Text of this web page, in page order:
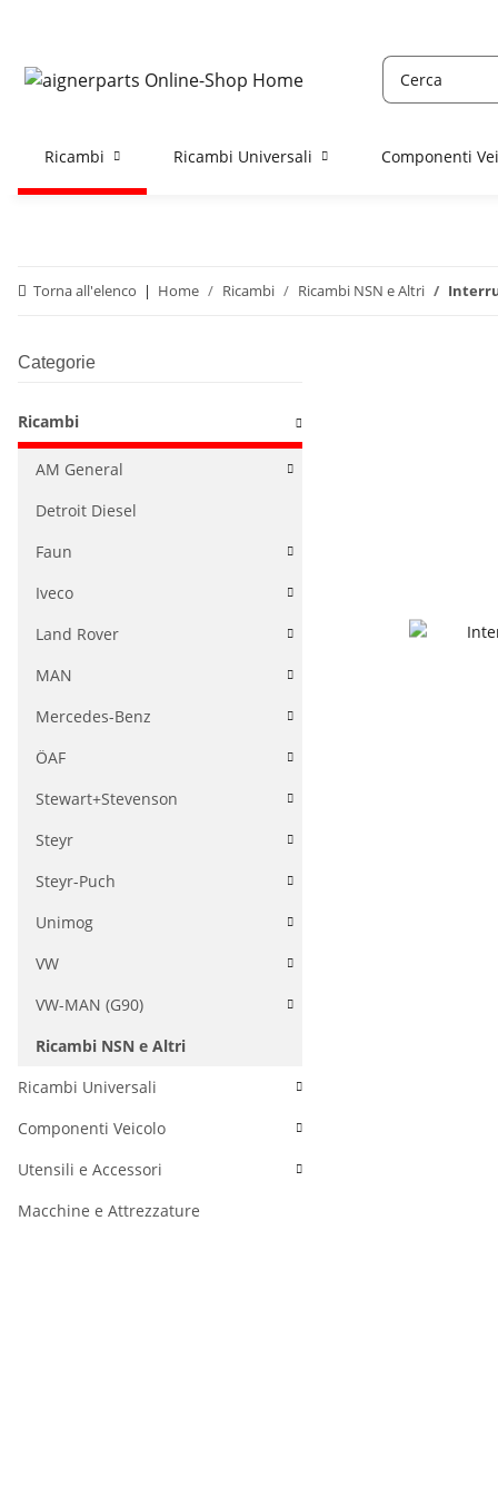
Ricambi Ricambi Universali Componenti
Torna all'elenco Home Ricambi Ricambi NSN e Altri
Categorie
Ricambi
AM General
Detroit Diesel
Faun
Iveco
Land Rover
MAN
Mercedes-Benz
ÖAF
Stewart+Stevenson
Steyr
Steyr-Puch
Unimog
VW
VW-MAN (G90)
Ricambi NSN e Altri
Ricambi Universali
Componenti Veicolo
Utensili e Accessori
Macchine e Attrezzature